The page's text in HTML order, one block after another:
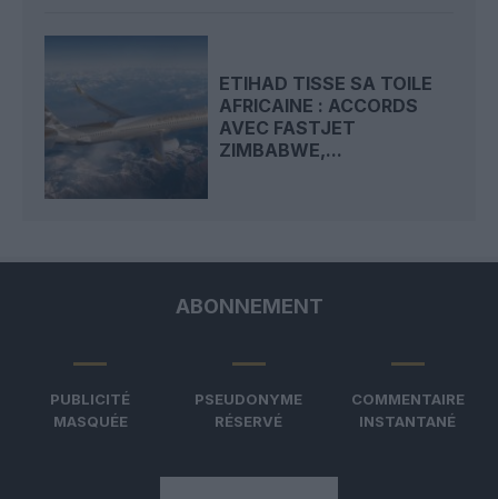
ETIHAD TISSE SA TOILE
AFRICAINE : ACCORDS
AVEC FASTJET
ZIMBABWE,...
ABONNEMENT
PUBLICITÉ
MASQUÉE
PSEUDONYME
RÉSERVÉ
COMMENTAIRE
INSTANTANÉ